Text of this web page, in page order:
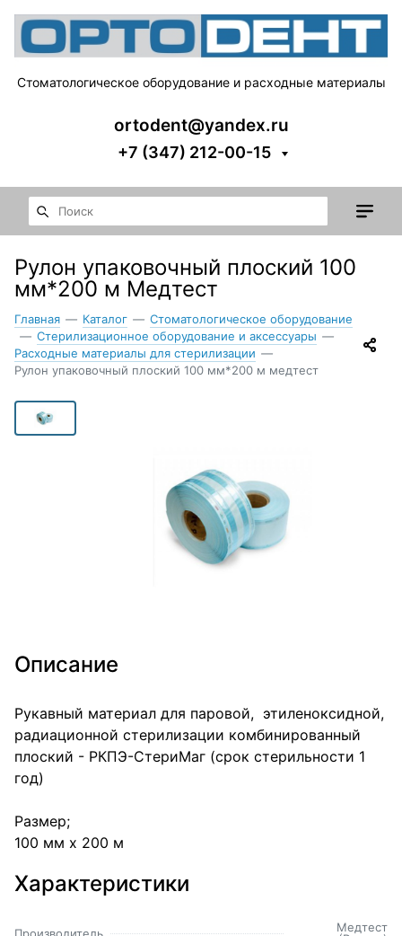
Стоматологическое оборудование и расходные материалы
ortodent@yandex.ru
+7 (347) 212-00-15
Рулон упаковочный плоский 100
мм*200 м Медтест
Главная — Каталог — Стоматологическое оборудование
— Стерилизационное оборудование и аксессуары —
Расходные материалы для стерилизации —
Рулон упаковочный плоский 100 мм*200 м медтест
Описание
Рукавный материал для паровой, этиленоксидной,
радиационной стерилизации комбинированный
плоский - РКПЭ-СтериМаг (срок стерильности 1
год)
Размер;
100 мм х 200 м
Характеристики
Производитель
Медтест